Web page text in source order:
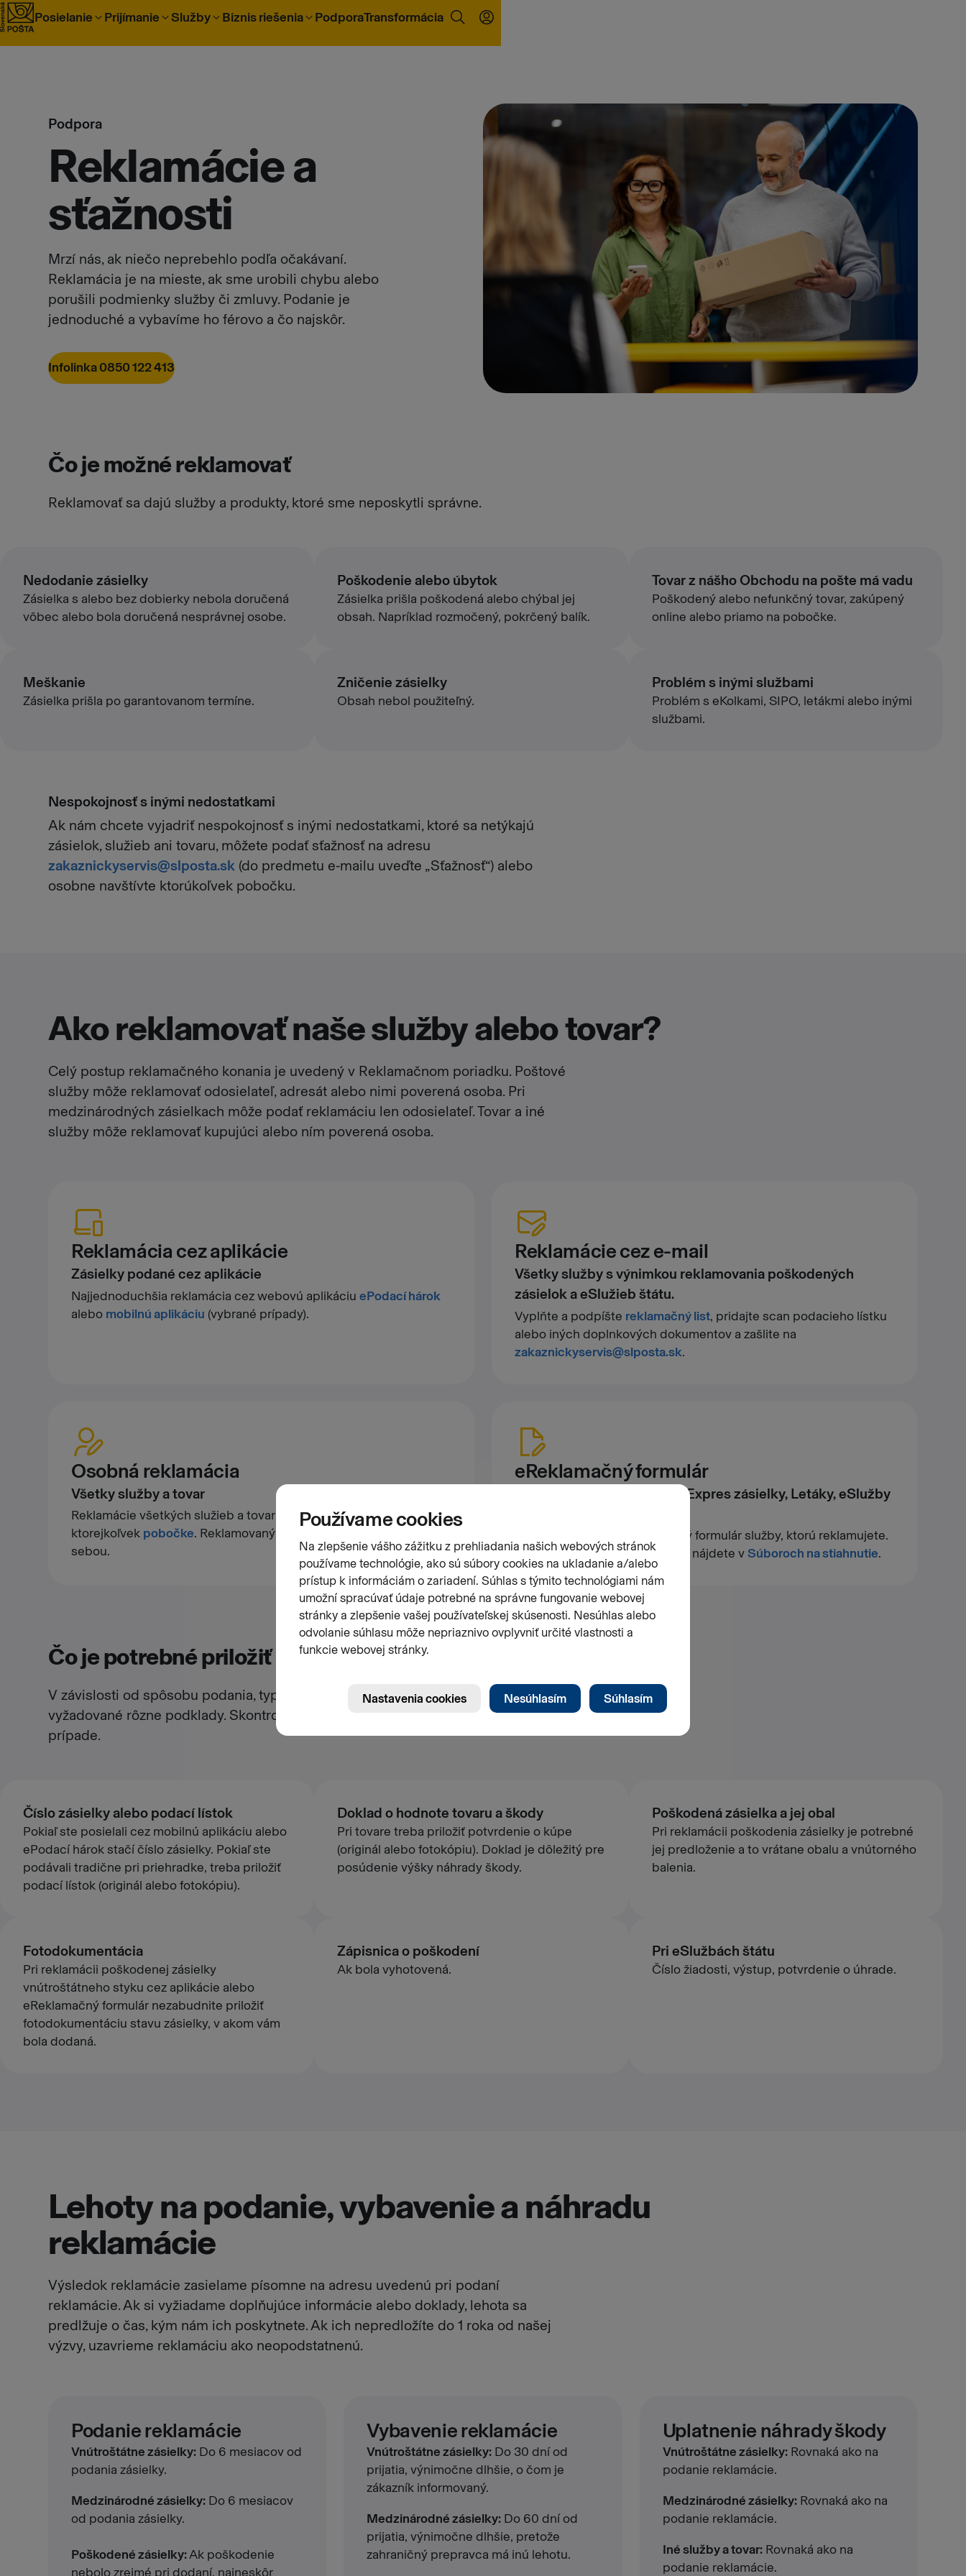
Prejsť na obsah
Posielanie Prijímanie Služby Biznis riešenia PodporaTransformácia
Podpora
Reklamácie a
sťažnosti
Mrzí nás, ak niečo neprebehlo podľa očakávaní.
Reklamácia je na mieste, ak sme urobili chybu alebo
porušili podmienky služby či zmluvy. Podanie je
jednoduché a vybavíme ho férovo a čo najskôr.
Infolinka 0850 122 413
Čo je možné reklamovať
Reklamovať sa dajú služby a produkty, ktoré sme neposkytli správne.
Nedodanie zásielky
Zásielka s alebo bez dobierky nebola doručená
vôbec alebo bola doručená nesprávnej osobe.
Poškodenie alebo úbytok
Zásielka prišla poškodená alebo chýbal jej
obsah. Napríklad rozmočený, pokrčený balík.
Tovar z nášho Obchodu na pošte má vadu
Poškodený alebo nefunkčný tovar, zakúpený
online alebo priamo na pobočke.
Meškanie
Zásielka prišla po garantovanom termíne.
Zničenie zásielky
Obsah nebol použiteľný.
Problém s inými službami
Problém s eKolkami, SIPO, letákmi alebo inými
službami.
Nespokojnosť s inými nedostatkami
Ak nám chcete vyjadriť nespokojnosť s inými nedostatkami, ktoré sa netýkajú
zásielok, služieb ani tovaru, môžete podať sťažnosť na adresu
zakaznickyservis@slposta.sk (do predmetu e‑mailu uveďte „Sťažnosť“) alebo
osobne navštívte ktorúkoľvek pobočku.
Ako reklamovať naše služby alebo tovar?
Celý postup reklamačného konania je uvedený v Reklamačnom poriadku. Poštové
služby môže reklamovať odosielateľ, adresát alebo nimi poverená osoba. Pri
medzinárodných zásielkach môže podať reklamáciu len odosielateľ. Tovar a iné
služby môže reklamovať kupujúci alebo ním poverená osoba.
Reklamácia cez aplikácie
Zásielky podané cez aplikácie
Najjednoduchšia reklamácia cez webovú aplikáciuePodací hárok
alebo mobilnú aplikáciu (vybrané prípady).
Reklamácie cez e-mail
Všetky služby s výnimkou reklamovania poškodených
zásielok a eSlužieb štátu.
Vyplňte a podpíšte reklamačný list, pridajte scan podacieho lístku
alebo iných doplnkových dokumentov a zašlite na
zakaznickyservis@slposta.sk.
Osobná reklamácia
Všetky služby a tovar
Reklamácie všetkých služieb a tovaru vybavíte osobne na
ktorejkoľvek pobočke. Reklamovaný tovar je potrebné priniesť so
sebou.
eReklamačný formulár
Poštové poukazy, Zmluvné Expres zásielky, Letáky, eSlužby
eReklamačný formulár služby, ktorú reklamujete.
Všetky eReklamačné formuláre nájdete vSúboroch na stiahnutie.
Čo je potrebné priložiť
V závislosti od spôsobu podania, typu zásielky či povahy škody môžu byť
vyžadované rôzne podklady. Skontrolujte si, čo je potrebné priložiť vo vašom
prípade.
Číslo zásielky alebo podací lístok
Pokiaľ ste posielali cez mobilnú aplikáciu alebo
ePodací hárok stačí číslo zásielky. Pokiaľ ste
podávali tradične pri priehradke, treba priložiť
podací lístok (originál alebo fotokópiu).
Doklad o hodnote tovaru a škody
Pri tovare treba priložiť potvrdenie o kúpe
(originál alebo fotokópiu). Doklad je dôležitý pre
posúdenie výšky náhrady škody.
Poškodená zásielka a jej obal
Pri reklamácii poškodenia zásielky je potrebné
jej predloženie a to vrátane obalu a vnútorného
balenia.
Fotodokumentácia
Pri reklamácii poškodenej zásielky
vnútroštátneho styku cez aplikácie alebo
eReklamačný formulár nezabudnite priložiť
fotodokumentáciu stavu zásielky, v akom vám
bola dodaná.
Zápisnica o poškodení
Ak bola vyhotovená.
Pri eSlužbách štátu
Číslo žiadosti, výstup, potvrdenie o úhrade.
Lehoty na podanie, vybavenie a náhradu
reklamácie
Výsledok reklamácie zasielame písomne na adresu uvedenú pri podaní
reklamácie. Ak si vyžiadame doplňujúce informácie alebo doklady, lehota sa
predlžuje o čas, kým nám ich poskytnete. Ak ich nepredložíte do 1 roka od našej
výzvy, uzavrieme reklamáciu ako neopodstatnenú.
Podanie reklamácie
Vnútroštátne zásielky: Do 6 mesiacov od
podania zásielky.
Medzinárodné zásielky: Do 6 mesiacov
od podania zásielky.
Poškodené zásielky:Ak poškodenie
nebolo zrejmé pri dodaní, najneskôr
Vybavenie reklamácie
Vnútroštátne zásielky: Do 30 dní od
prijatia, výnimočne dlhšie, o čom je
zákazník informovaný.
Medzinárodné zásielky: Do 60 dní od
prijatia, výnimočne dlhšie, pretože
zahraničný prepravca má inú lehotu.
Uplatnenie náhrady škody
Vnútroštátne zásielky:Rovnaká ako na
podanie reklamácie.
Medzinárodné zásielky:Rovnaká ako na
podanie reklamácie.
Iné služby a tovar:Rovnaká ako na
podanie reklamácie.